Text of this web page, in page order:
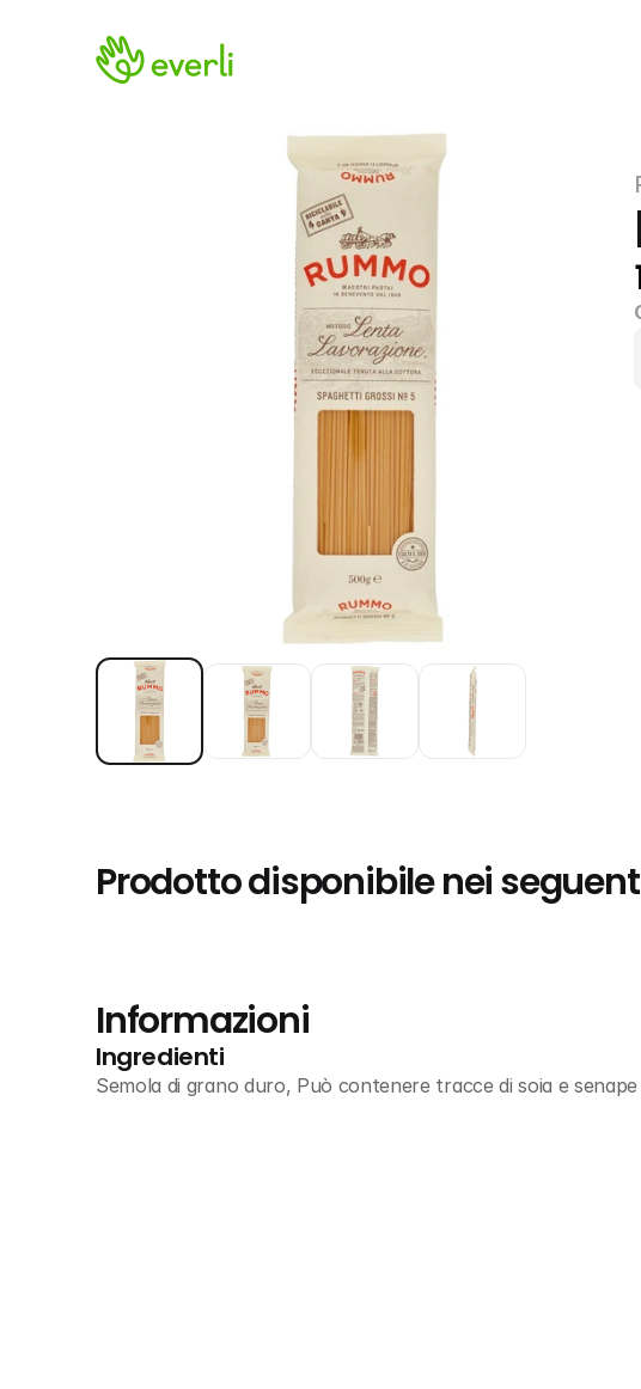
Prodotto disponibile nei
Informazioni
Ingredienti
Semola di grano duro, Può contenere tracce di soia e senape